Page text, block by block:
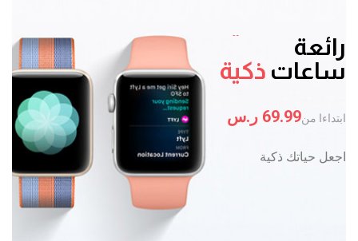
رائعة
ساعات ذكية
ابتداءا من69.99 ر.س
اجعل حياتك ذكية